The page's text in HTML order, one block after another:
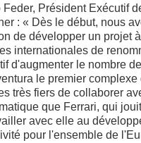
Feder, Président Exécutif
: « Dès le début, nous
de développer un projet
internationales de
d'augmenter le nombre
le premier
très fiers de collaborer
que Ferrari, qui
avec elle au
pour l'ensemble de